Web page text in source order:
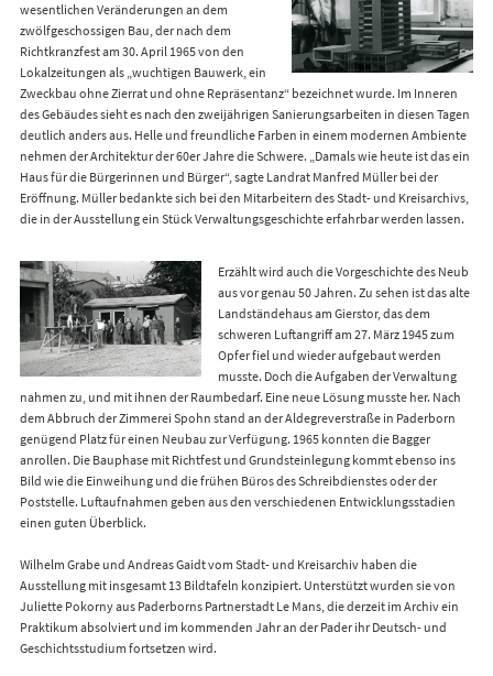
wesentlichen Veränderungen an dem
zwölfgeschossigen Bau, der nach dem
Richtkranzfest am 30. April 1965 von den
Lokalzeitungen als „wuchtigen Bauwerk, ein
Zweckbau ohne Zierrat und ohne Repräsentanz“ bezeichnet wurde. Im Inneren
des Gebäudes sieht es nach den zweijährigen Sanierungsarbeiten in diesen Tagen
deutlich anders aus. Helle und freundliche Farben in einem modernen Ambiente
nehmen der Architektur der 60er Jahre die Schwere. „Damals wie heute ist das ein
Haus für die Bürgerinnen und Bürger“, sagte Landrat Manfred Müller bei der
Eröffnung. Müller bedankte sich bei den Mitarbeitern des Stadt- und Kreisarchivs,
die in der Ausstellung ein Stück Verwaltungsgeschichte erfahrbar werden lassen.
Erzählt wird auch die Vorgeschichte des Neub
aus vor genau 50 Jahren. Zu sehen ist das alte
Landständehaus am Gierstor, das dem
schweren Luftangriff am 27. März 1945 zum
Opfer fiel und wieder aufgebaut werden
musste. Doch die Aufgaben der Verwaltung
nahmen zu, und mit ihnen der Raumbedarf. Eine neue Lösung musste her. Nach
dem Abbruch der Zimmerei Spohn stand an der Aldegreverstraße in Paderborn
genügend Platz für einen Neubau zur Verfügung. 1965 konnten die Bagger
anrollen. Die Bauphase mit Richtfest und Grundsteinlegung kommt ebenso ins
Bild wie die Einweihung und die frühen Büros des Schreibdienstes oder der
Poststelle. Luftaufnahmen geben aus den verschiedenen Entwicklungsstadien
einen guten Überblick.
Wilhelm Grabe und Andreas Gaidt vom Stadt- und Kreisarchiv haben die
Ausstellung mit insgesamt 13 Bildtafeln konzipiert. Unterstützt wurden sie von
Juliette Pokorny aus Paderborns Partnerstadt Le Mans, die derzeit im Archiv ein
Praktikum absolviert und im kommenden Jahr an der Pader ihr Deutsch- und
Geschichtsstudium fortsetzen wird.